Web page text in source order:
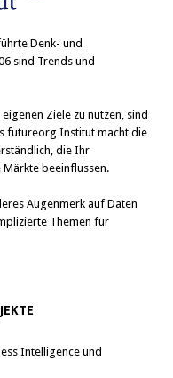
Denk- und
sind Trends und
Ziele zu nutzen, sind
futureorg Institut macht die
die Ihr
beeinflussen.
Augenmerk auf Daten
Themen für
Intelligence und